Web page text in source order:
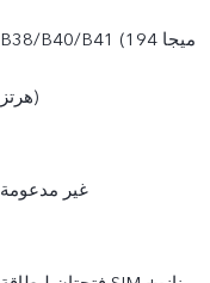
B38/B40/B41 (194 ميجا
هرتز)
غير مدعومة